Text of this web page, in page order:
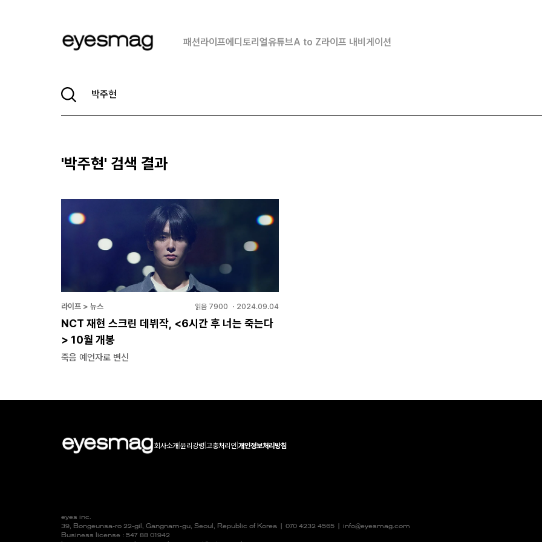
패션라이프에디토리얼유튜브A to Z라이프 내비게이션
'박주현' 검색 결과
라이프 > 뉴스 읽음 7900 ・ 2024.09.04
NCT 재현 스크린 데뷔작, <6시간 후 너는 죽는다
> 10월 개봉
죽음 예언자로 변신
회사소개|윤리강령 고충처리인 개인정보처리방침
eyes inc.
39, Bongeunsa-ro 22-gil, Gangnam-gu, Seoul, Republic of Korea | 070 4232 4565
info@eyesmag.com
Business license : 547 88 01942